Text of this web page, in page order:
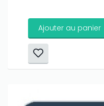
Ajouter au panier